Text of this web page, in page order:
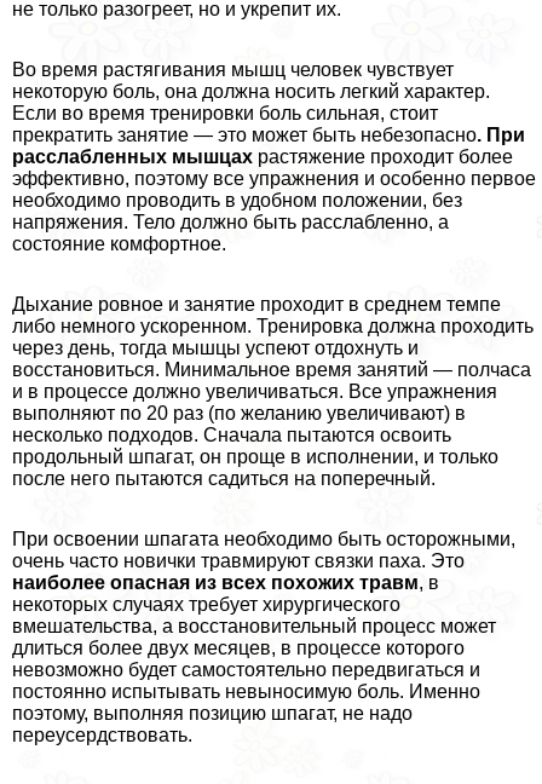
не только разогреет, но и укрепит их.
Во время растягивания мышц человек чувствует
некоторую боль, она должна носить легкий хаpaктер.
Если во время тренировки боль сильная, стоит
прекратить занятие — это может быть небезопасно. При
расслабленных мышцах растяжение проходит более
эффективно, поэтому все упражнения и особенно первое
необходимо проводить в удобном положении, без
напряжения. Тело должно быть расслабленно, а
состояние комфортное.
Дыхание ровное и занятие проходит в среднем темпе
либо немного ускоренном. Тренировка должна проходить
через день, тогда мышцы успеют отдохнуть и
восстановиться. Минимальное время занятий — полчаса
и в процессе должно увеличиваться. Все упражнения
выполняют по 20 раз (по желанию увеличивают) в
несколько подходов. Сначала пытаются освоить
продольный шпагат, он проще в исполнении, и только
после него пытаются садиться на поперечный.
При освоении шпагата необходимо быть осторожными,
очень часто новички травмируют связки паха. Это
наиболее опасная из всех похожих травм, в
некоторых случаях требует хирургического
вмешательства, а восстановительный процесс может
длиться более двух месяцев, в процессе которого
невозможно будет самостоятельно передвигаться и
постоянно испытывать невыносимую боль. Именно
поэтому, выполняя позицию шпагат, не надо
переусердствовать.